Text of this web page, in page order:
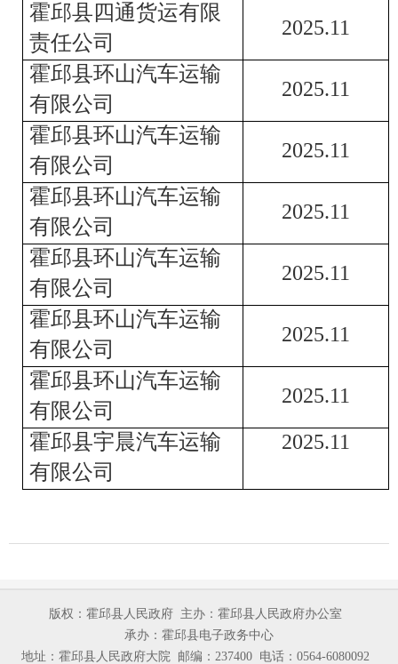
霍邱县四通货运有限
责任公司
2025.11
霍邱县环山汽车运输
有限公司
2025.11
霍邱县环山汽车运输
有限公司
2025.11
霍邱县环山汽车运输
有限公司
2025.11
霍邱县环山汽车运输
有限公司
2025.11
霍邱县环山汽车运输
有限公司
2025.11
霍邱县环山汽车运输
有限公司
2025.11
霍邱县宇晨汽车运输
有限公司
2025.11
版权：霍邱县人民政府 主办：霍邱县人民政府办公室
承办：霍邱县电子政务中心
地址：霍邱县人民政府大院 邮编：237400 电话：0564-6080092